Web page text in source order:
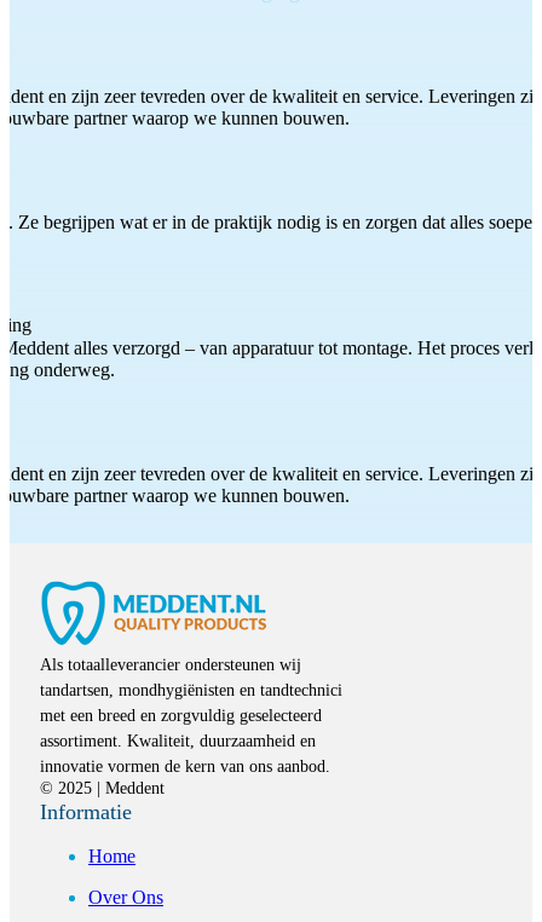
en zijn zeer tevreden over de kwaliteit en service. Leveringen
partner waarop we kunnen bouwen.
Ze begrijpen wat er in de praktijk nodig is en zorgen dat alles
alles verzorgd – van apparatuur tot montage. Het proces
onderweg.
en zijn zeer tevreden over de kwaliteit en service. Leveringen
partner waarop we kunnen bouwen.
Als totaalleverancier ondersteunen wij
tandartsen, mondhygiënisten en tandtechnici
met een breed en zorgvuldig geselecteerd
assortiment. Kwaliteit, duurzaamheid en
innovatie vormen de kern van ons aanbod.
© 2025 | Meddent
Informatie
Home
Over Ons